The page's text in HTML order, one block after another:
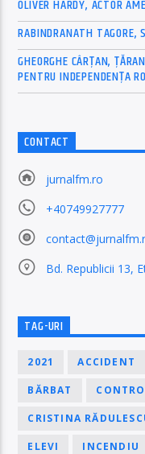
OLIVER HARDY, ACTOR
RABINDRANATH TAGORE,
GHEORGHE CÂRȚAN,
PENTRU INDEPENDENȚA
CONTACT
jurnalfm.ro
+40749927777
Bd. Republicii 13,
TAG-URI
2021 ACCIDENT
BĂRBAT
CRISTINA
ELEVI INCENDIU